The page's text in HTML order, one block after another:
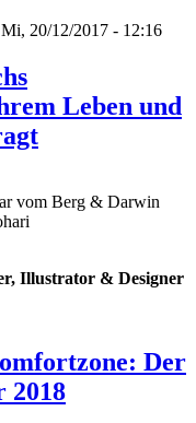
20/12/2017 - 12:16
Leben und
vom Berg & Darwin
Illustrator & Designer
Der
2018